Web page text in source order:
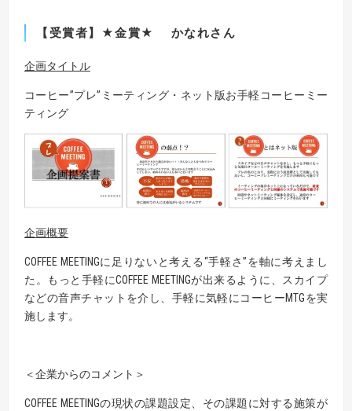
【受賞者】★金賞★ かなれさん
企画タイトル
コーヒー”プレ”ミーティング・ネット版お手軽コーヒーミー
ティング
企画概要
COFFEE MEETINGに足りないと考える“手軽さ”を軸に考えまし
た。もっと手軽にCOFFEE MEETINGが出来るように、スカイプ
などの音声チャットを介し、手軽に気軽にコーヒーMTGを実
施します。
＜企業からのコメント＞
COFFEE MEETINGの現状の課題設定、その課題に対する施策が